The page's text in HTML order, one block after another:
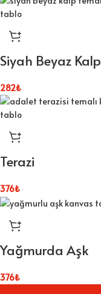
Siyah Beyaz Kalp
282₺
Terazi
376₺
Yağmurda Aşk
376₺